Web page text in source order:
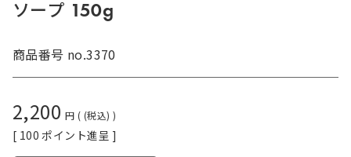
ソープ 150g
商品番号 no.3370
2,200 税込
[ 100 ポイント進呈 ]